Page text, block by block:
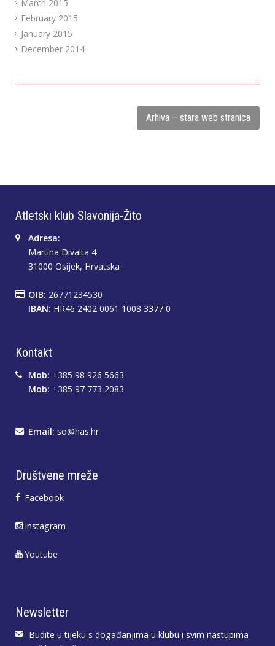
March 2015
February 2015
January 2015
December 2014
Arhiva – stara web stranica
Atletski klub Slavonija-Žito
Adresa:
Martina Divalta 4
31000 Osijek, Hrvatska
OIB: 26771234530
IBAN: HR46 2402 0061 1008 3377 0
Kontakt
Mob: +385 98 926 5663
Mob: +385 97 773 2083
Email: so@has.hr
Društvene mreže
Facebook
Instagram
Youtube
Newsletter
Budite u tijeku s događanjima u klubu i svim nastupima